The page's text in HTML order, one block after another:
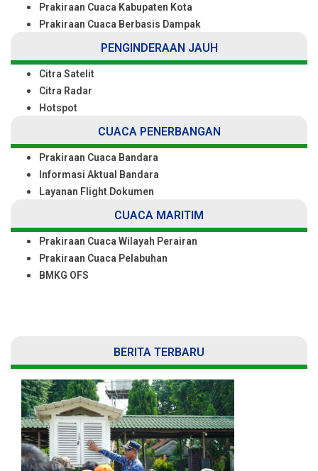
Prakiraan Cuaca Kabupaten Kota
Prakiraan Cuaca Berbasis Dampak
PENGINDERAAN JAUH
Citra Satelit
Citra Radar
Hotspot
CUACA PENERBANGAN
Prakiraan Cuaca Bandara
Informasi Aktual Bandara
Layanan Flight Dokumen
CUACA MARITIM
Prakiraan Cuaca Wilayah Perairan
Prakiraan Cuaca Pelabuhan
BMKG OFS
BERITA TERBARU